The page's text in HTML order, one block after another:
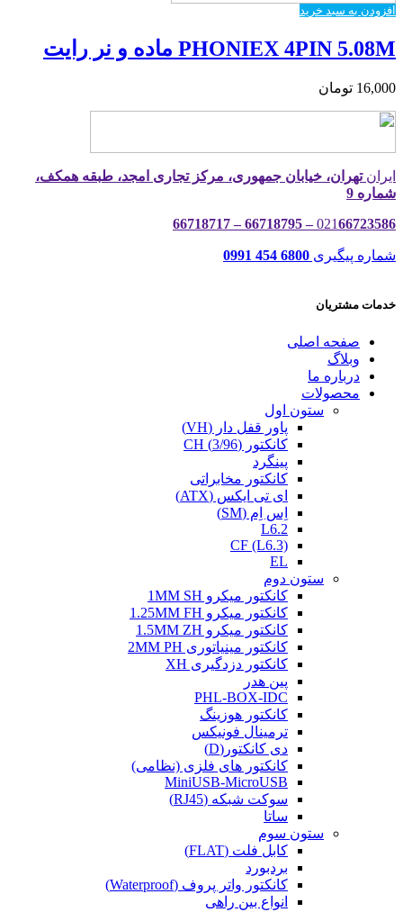
افزودن به سبد خرید
PHONIEX 4PIN 5.08M ماده و نر رایت
16,000 تومان
ایرانتهران، خیابان جمهوری، مرکز تجاری امجد، طبقه همکف،
شماره 9
02166723586 – 66718795 – 66718717
شماره پیگیری 6800 454 0991
خدمات مشتریان
صفحه اصلی
وبلاگ
درباره ما
محصولات
ستون اول
پاور قفل دار (VH)
کانکتور (3/96) CH
پینگرد
کانکتور مخابراتی
ای تی ایکس (ATX)
اِس اِم (SM)
L6.2
CF (L6.3)
EL
ستون دوم
کانکتور میکرو 1MM SH
کانکتور میکرو 1.25MM FH
کانکتور میکرو 1.5MM ZH
کانکتور مینیاتوری 2MM PH
کانکتور دزدگیری XH
پین هدر
PHL-BOX-IDC
کانکتور هوزینگ
ترمینال فونیکس
دی کانکتور(D)
کانکتور های فلزی (نظامی)
MiniUSB-MicroUSB
سوکت شبکه (RJ45)
ساتا
ستون سوم
کابل فلت (FLAT)
بردبورد
کانکتور واتر پروف (Waterproof)
انواع بین راهی